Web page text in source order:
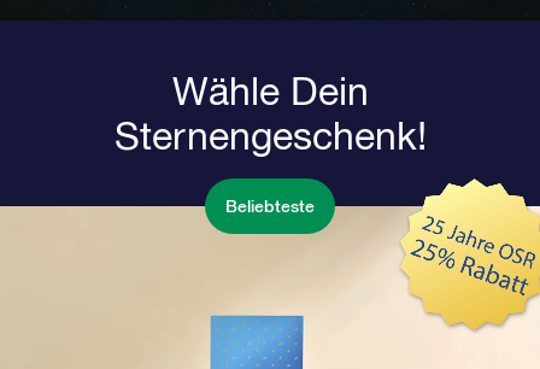
Wähle Dein
Sternengeschenk!
Beliebteste